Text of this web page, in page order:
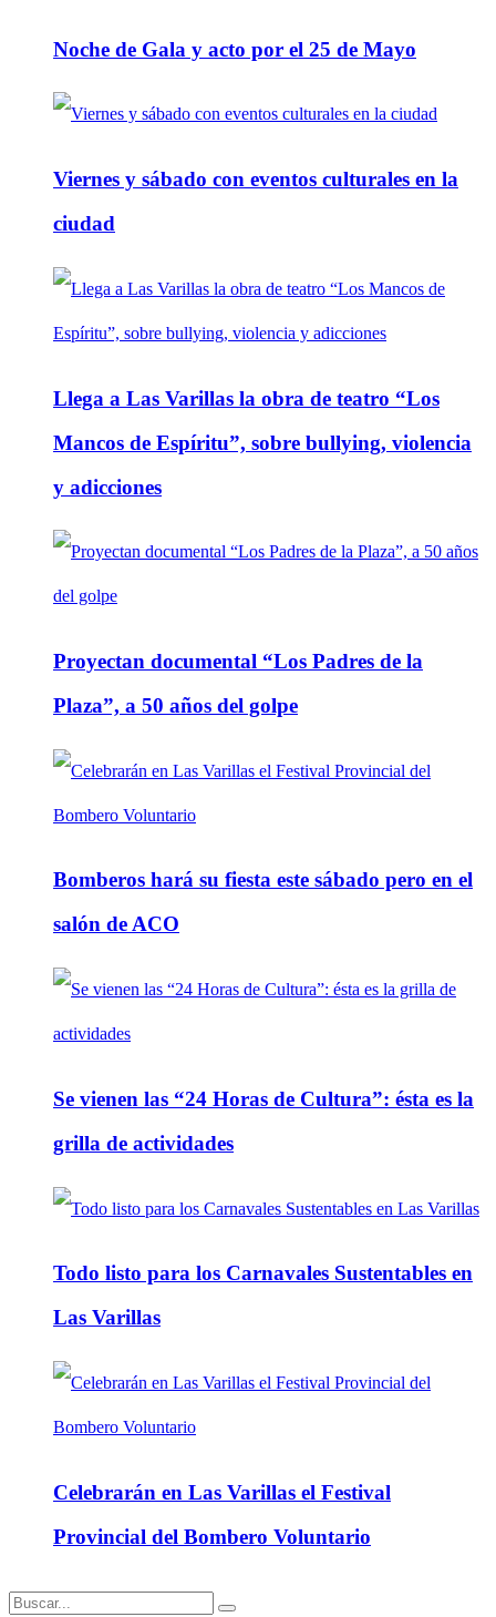
Noche de Gala y acto por el 25 de Mayo
Viernes y sábado con eventos culturales en la
ciudad
Llega a Las Varillas la obra de teatro “Los
Mancos de Espíritu”, sobre bullying, violencia
y adicciones
Proyectan documental “Los Padres de la
Plaza”, a 50 años del golpe
Bomberos hará su fiesta este sábado pero en el
salón de ACO
Se vienen las “24 Horas de Cultura”: ésta es la
grilla de actividades
Todo listo para los Carnavales Sustentables en
Las Varillas
Celebrarán en Las Varillas el Festival
Provincial del Bombero Voluntario